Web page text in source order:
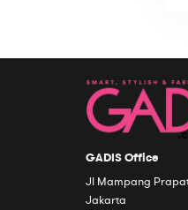
GADIS Office
Jl Mampang
Jakarta